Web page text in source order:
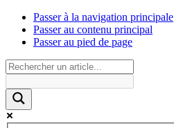
Passer à la navigation principale
Passer au contenu principal
Passer au pied de page